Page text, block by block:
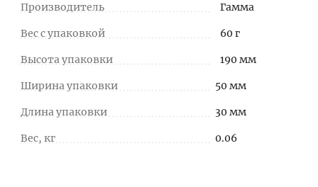
Производитель Гамма
Вес с упаковкой 60 г
Высота упаковки 190 мм
Ширина упаковки 50 мм
Длина упаковки 30 мм
Вес, кг 0.06